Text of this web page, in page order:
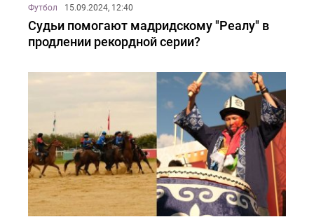
Футбол 15.09.2024, 12:40
Судьи помогают мадридскому "Реалу" в
продлении рекордной серии?